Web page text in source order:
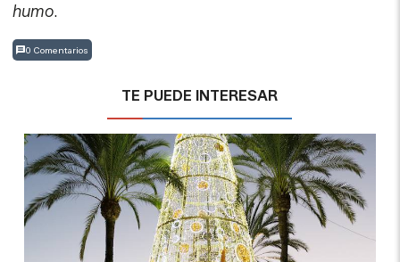
humo.
0 Comentarios
TE PUEDE INTERESAR